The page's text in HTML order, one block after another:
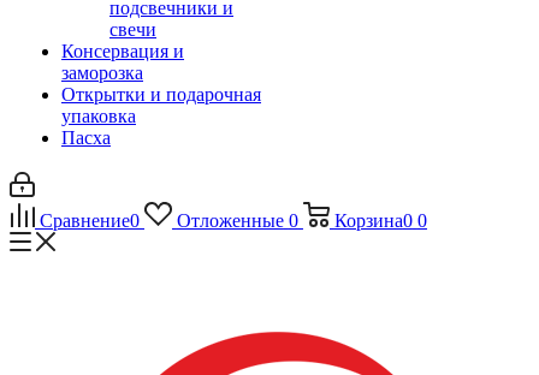
подсвечники и
свечи
Консервация и
заморозка
Открытки и подарочная
упаковка
Пасха
Сравнение0 Отложенные 0 Корзина0 0